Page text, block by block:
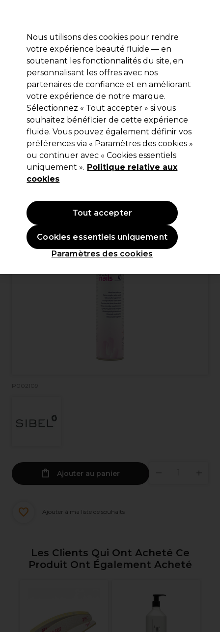
Se connecter
Marques Bons plans Coiffure Electro et Matériel
Livraison et délais
lire la suite
Sibel
Sibel Séche-ongles ultra rapide
300ml/6104010
(1)
11,45 €Hors TVA
P002109
Ajouter au panier
Ajouter à ma liste de souhaits
Les Clients Qui Ont Acheté Ce
Produit Ont Également Acheté
Nous utilisons des cookies pour rendre
votre expérience beauté fluide — en
soutenant les fonctionnalités du site, en
personnalisant les offres avec nos
partenaires de confiance et en améliorant
votre expérience de notre marque.
Sélectionnez « Tout accepter » si vous
souhaitez bénéficier de cette expérience
fluide. Vous pouvez également définir vos
préférences via « Paramètres des cookies »
ou continuer avec « Cookies essentiels
uniquement ». Politique relative aux
cookies
Paramètres des cookies
Cookies essentiels uniquement
Tout accepter